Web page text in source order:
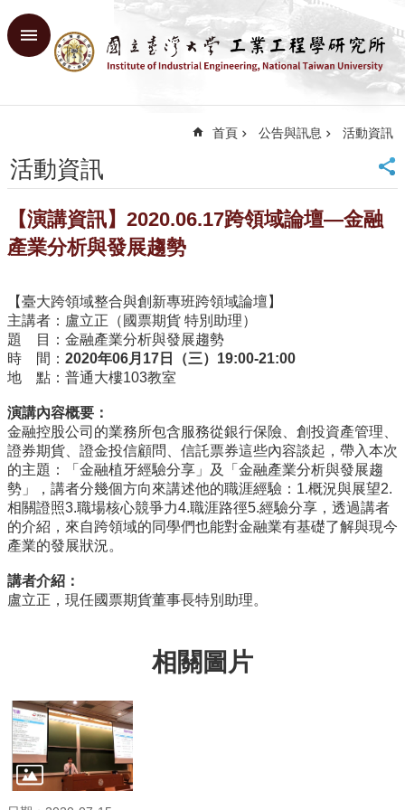
跳到主要內容區塊
進
首
頁
大
首
頁
站
導
覽
English
所
簡
介
學
程
簡
介
教
學
成
員
入
學
首頁 公告與訊息 活動資訊
活動資訊
【演講資訊】2020.06.17跨領域論壇—金融
產業分析與發展趨勢
【臺大跨領域整合與創新專班跨領域論壇】
主講者：盧立正（國票期貨 特別助理）
題 目：金融產業分析與發展趨勢
時 間： 2020年06月17 日（三）19:00-21:00
地 點：普通大樓103教室
演講內容概要：
金融控股公司的業務所包含服務從銀行保險、創投資產管理、
證券期貨、證金投信顧問、信託票券這些內容談起，帶入本次
的主題：「金融植牙經驗分享」及「金融產業分析與發展趨
勢」，講者分幾個方向來講述他的職涯經驗：1.概況與展望2.
相關證照3.職場核心競爭力4.職涯路徑5.經驗分享，透過講者
的介紹，來自跨領域的同學們也能對金融業有基礎了解與現今
產業的發展狀況。
講者介紹：
盧立正，現任國票期貨董事長特別助理。
相關圖片